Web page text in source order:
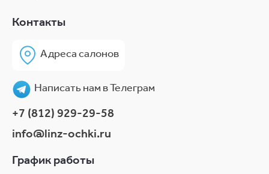
Контакты
Адреса салонов
Написать нам в Телеграм
+7 (812) 929-29-58
info@linz-ochki.ru
График работы